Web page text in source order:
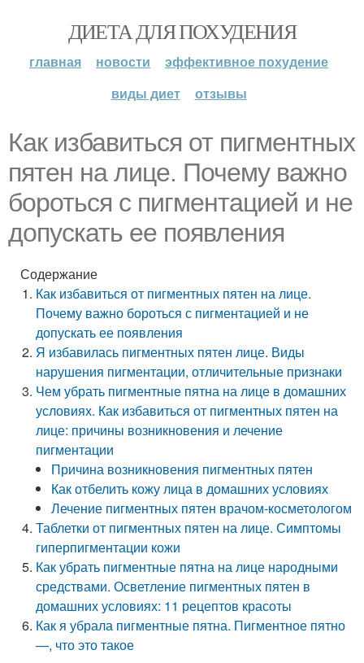
ДИЕТА ДЛЯ ПОХУДЕНИЯ
главная новости
эффективное похудение
виды диет
отзывы
Как избавиться от пигментных
пятен на лице. Почему важно
бороться с пигментацией и не
допускать ее появления
Содержание
Как избавиться от пигментных пятен на лице.
Почему важно бороться с пигментацией и не
допускать ее появления
Я избавилась пигментных пятен лице. Виды
нарушения пигментации, отличительные признаки
Чем убрать пигментные пятна на лице в домашних
условиях. Как избавиться от пигментных пятен на
лице: причины возникновения и лечение
пигментации
Причина возникновения пигментных пятен
Как отбелить кожу лица в домашних условиях
Лечение пигментных пятен врачом-косметологом
Таблетки от пигментных пятен на лице. Симптомы
гиперпигментации кожи
Как убрать пигментные пятна на лице народными
средствами. Осветление пигментных пятен в
домашних условиях: 11 рецептов красоты
Как я убрала пигментные пятна. Пигментное пятно
—, что это такое